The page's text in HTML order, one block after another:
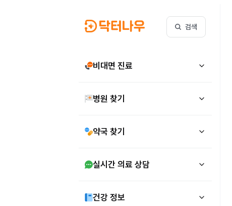
검색
비대면 진료
병원 찾기
약국 찾기
실시간 의료 상담
건강 정보